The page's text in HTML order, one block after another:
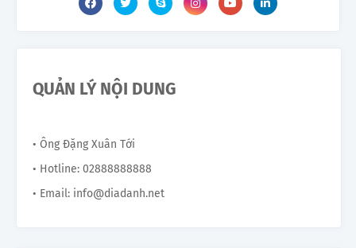
QUẢN LÝ NỘI DUNG
• Ông Đặng Xuân Tới
• Hotline: 02888888888
• Email: info@diadanh.net